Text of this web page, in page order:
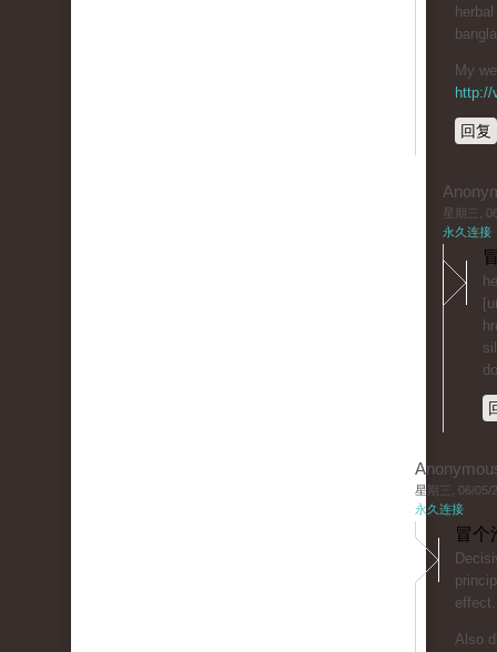
My
http://
回复
星期三,
永久连接
星期三, 06/05/
永久连接
冒个
effect.
Also